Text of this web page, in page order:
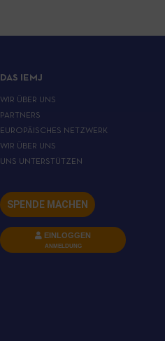
DAS IEMJ
WIR ÜBER UNS
PARTNERS
EUROPÄISCHES NETZWERK
WIR ÜBER UNS
UNS UNTERSTÜTZEN
SPENDE MACHEN
EINLOGGEN
ANMELDUNG